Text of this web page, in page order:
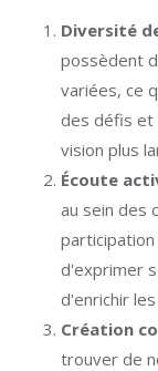
Diversité
possèdent
variées, ce
des défis et
vision plus
Écoute
au sein des
d'exprimer
d'enrichir
Création
trouver de